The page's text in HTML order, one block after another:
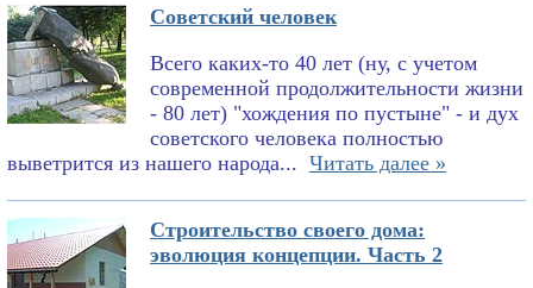
Советский человек
Всего каких-то 40 лет (ну, с учетом
современной продолжительности жизни
- 80 лет) "хождения по пустыне" - и дух
советского человека полностью
выветрится из нашего народа... Читать далее »
Строительство своего дома:
эволюция концепции. Часть 2